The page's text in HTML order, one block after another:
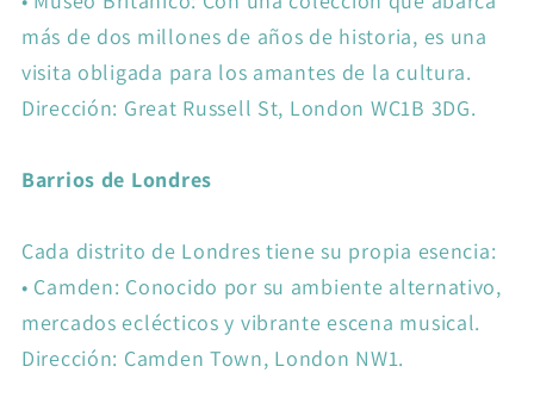
más de dos millones de años de historia, es una
visita obligada para los amantes de la cultura.
Dirección: Great Russell St, London WC1B 3DG.
Barrios de Londres
Cada distrito de Londres tiene su propia esencia:
• Camden: Conocido por su ambiente alternativo,
mercados eclécticos y vibrante escena musical.
Dirección: Camden Town, London NW1.